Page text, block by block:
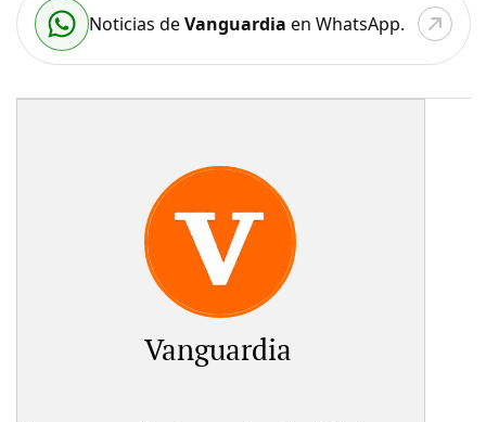
Noticias deVanguardia en WhatsApp.
Vanguardia